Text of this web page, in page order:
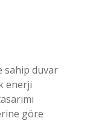
sahip duvar
enerji
göre